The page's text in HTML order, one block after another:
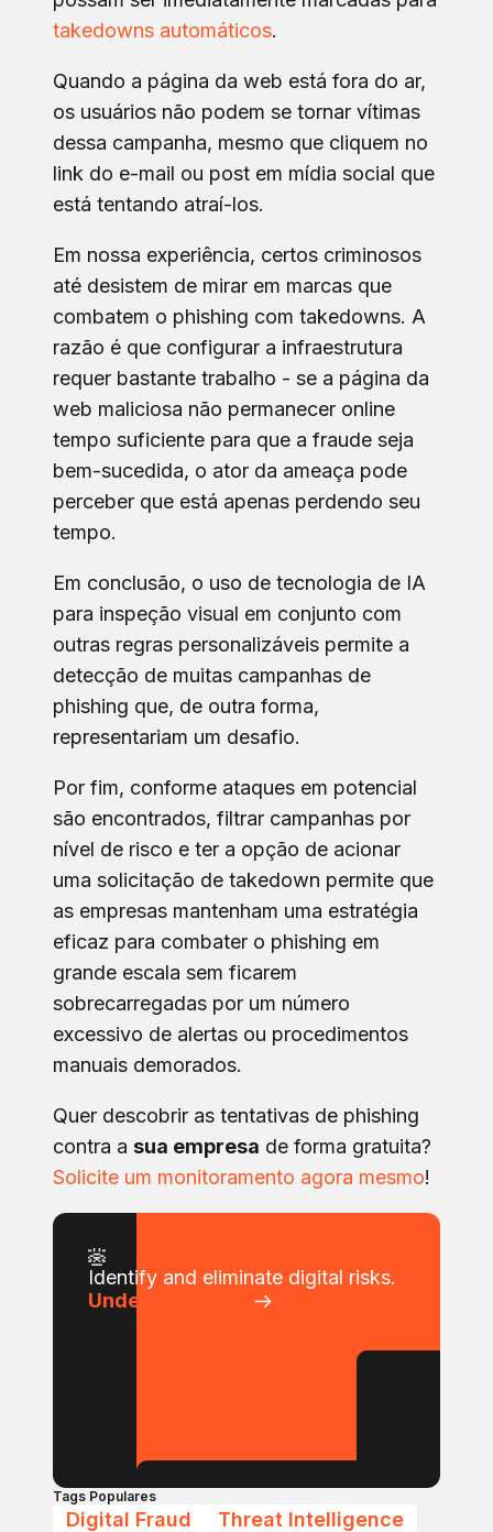
takedowns automáticos.
Quando a página da web está fora do ar,
os usuários não podem se tornar vítimas
dessa campanha, mesmo que cliquem no
link do e-mail ou post em mídia social que
está tentando atraí-los.
Em nossa experiência, certos criminosos
até desistem de mirar em marcas que
combatem o phishing com takedowns. A
razão é que configurar a infraestrutura
requer bastante trabalho - se a página da
web maliciosa não permanecer online
tempo suficiente para que a fraude seja
bem-sucedida, o ator da ameaça pode
perceber que está apenas perdendo seu
tempo.
Em conclusão, o uso de tecnologia de IA
para inspeção visual em conjunto com
outras regras personalizáveis permite a
detecção de muitas campanhas de
phishing que, de outra forma,
representariam um desafio.
Por fim, conforme ataques em potencial
são encontrados, filtrar campanhas por
nível de risco e ter a opção de acionar
uma solicitação de takedown permite que
as empresas mantenham uma estratégia
eficaz para combater o phishing em
grande escala sem ficarem
sobrecarregadas por um número
excessivo de alertas ou procedimentos
manuais demorados.
Quer descobrir as tentativas de phishing
contra a sua empresa de forma gratuita?
Solicite um monitoramento agora mesmo!
Identify and eliminate digital risks.
Understand how
Tags Populares
Digital Fraud Threat Intelligence